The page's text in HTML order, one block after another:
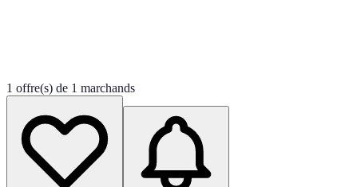
1 offre(s) de 1 marchands